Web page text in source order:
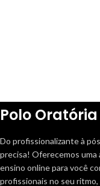
Polo Oratória
Do profissionalizante à
precisa! Oferecemos uma
ensino online para você
profissionais no seu